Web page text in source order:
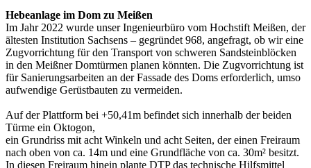
Hebeanlage im Dom zu Meißen
Im Jahr 2022 wurde unser Ingenieurbüro vom Hochstift Meißen, der
ältesten Institution Sachsens – gegründet 968, angefragt, ob wir eine
Zugvorrichtung für den Transport von schweren Sandsteinblöcken
in den Meißner Domtürmen planen könnten. Die Zugvorrichtung ist
für Sanierungsarbeiten an der Fassade des Doms erforderlich, umso
aufwendige Gerüstbauten zu vermeiden.
Auf der Plattform bei +50,41m befindet sich innerhalb der beiden
Türme ein Oktogon,
ein Grundriss mit acht Winkeln und acht Seiten, der einen Freiraum
nach oben von ca. 14m und eine Grundfläche von ca. 30m² besitzt.
In diesen Freiraum hinein plante DTP das technische Hilfsmittel